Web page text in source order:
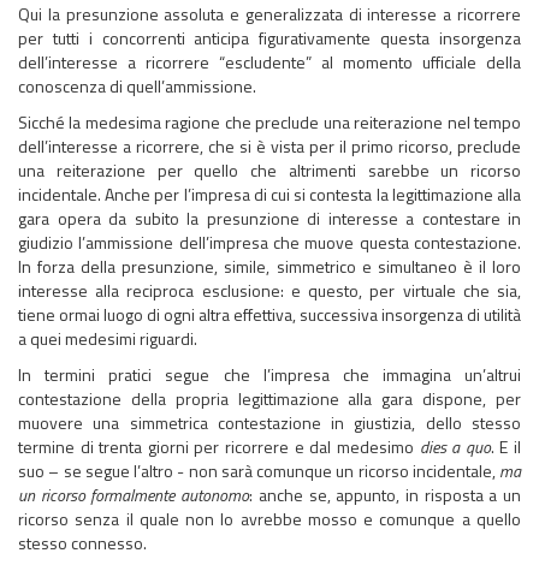
Qui la presunzione assoluta e generalizzata di interesse a ricorrere
per tutti i concorrenti anticipa figurativamente questa insorgenza
dell’interesse a ricorrere “escludente” al momento ufficiale della
conoscenza di quell’ammissione.
Sicché la medesima ragione che preclude una reiterazione nel tempo
dell’interesse a ricorrere, che si è vista per il primo ricorso, preclude
una reiterazione per quello che altrimenti sarebbe un ricorso
incidentale. Anche per l’impresa di cui si contesta la legittimazione alla
gara opera da subito la presunzione di interesse a contestare in
giudizio l’ammissione dell’impresa che muove questa contestazione.
In forza della presunzione, simile, simmetrico e simultaneo è il loro
interesse alla reciproca esclusione: e questo, per virtuale che sia,
tiene ormai luogo di ogni altra effettiva, successiva insorgenza di utilità
a quei medesimi riguardi.
In termini pratici segue che l’impresa che immagina un’altrui
contestazione della propria legittimazione alla gara dispone, per
muovere una simmetrica contestazione in giustizia, dello stesso
termine di trenta giorni per ricorrere e dal medesimo dies a quo. E il
suo – se segue l’altro - non sarà comunque un ricorso incidentale,ma
un ricorso formalmente autonomo: anche se, appunto, in risposta a un
ricorso senza il quale non lo avrebbe mosso e comunque a quello
stesso connesso.